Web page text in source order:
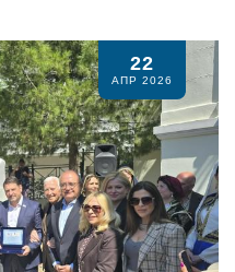
το 8η Συνεδρίαση Δημοτικού
22
ΑΠΡ 2026